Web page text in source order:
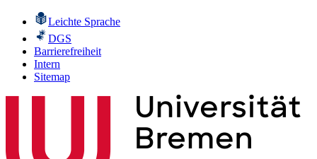
Leichte Sprache
DGS
Barrierefreiheit
Intern
Sitemap